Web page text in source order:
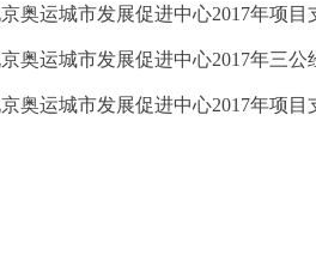
奥运城市发展促进中心2017年项目
奥运城市发展促进中心2017年三
奥运城市发展促进中心2017年项